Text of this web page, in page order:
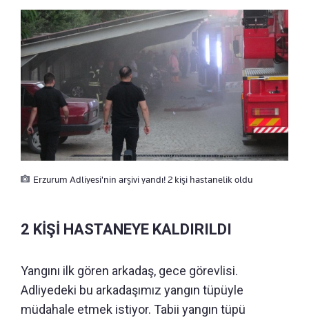
Erzurum Adliyesi'nin arşivi yandı! 2 kişi hastanelik oldu
2 KİŞİ HASTANEYE KALDIRILDI
Yangını ilk gören arkadaş, gece görevlisi.
Adliyedeki bu arkadaşımız yangın tüpüyle
müdahale etmek istiyor. Tabii yangın tüpü